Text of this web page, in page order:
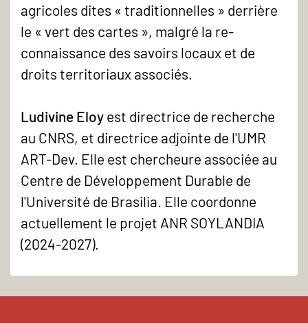
agricoles dites « tra­ditionnelles » derrière
le « vert des cartes », malgré la re­
connaissance des savoirs locaux et de
droits territoriaux associés.
Ludivine Eloy est directrice de recherche
au CNRS, et directrice adjointe de l'UMR
ART-Dev. Elle est chercheure associée au
Centre de Développement Durable de
l'Université de Brasilia. Elle coordonne
actuellement le projet ANR SOYLANDIA
(2024-2027).